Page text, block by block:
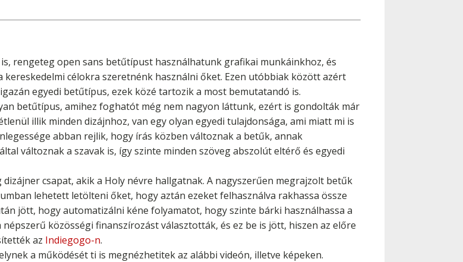
rengeteg open sans betűtípust használhatunk grafikai munkáinkhoz, és
célokra szeretnénk használni őket. Ezen utóbbiak között azért
egyedi betűtípus, ezek közé tartozik a most bemutatandó is.
betűtípus, amihez foghatót még nem nagyon láttunk, ezért is gondolták már
illik minden dizájnhoz, van egy olyan egyedi tulajdonsága, ami miatt mi is
abban rejlik, hogy írás közben változnak a betűk, annak
változnak a szavak is, így szinte minden szöveg abszolút eltérő és egyedi
csapat, akik a Holy névre hallgatnak. A nagyszerűen megrajzolt betűk
lehetett letölteni őket, hogy aztán ezeket felhasználva rakhassa össze
jött, hogy automatizálni kéne folyamatot, hogy szinte bárki használhassa a
közösségi finanszírozást választották, és ez be is jött, hiszen az előre
az Indiegogo-n.
a működését ti is megnézhetitek az alábbi videón, illetve képeken.